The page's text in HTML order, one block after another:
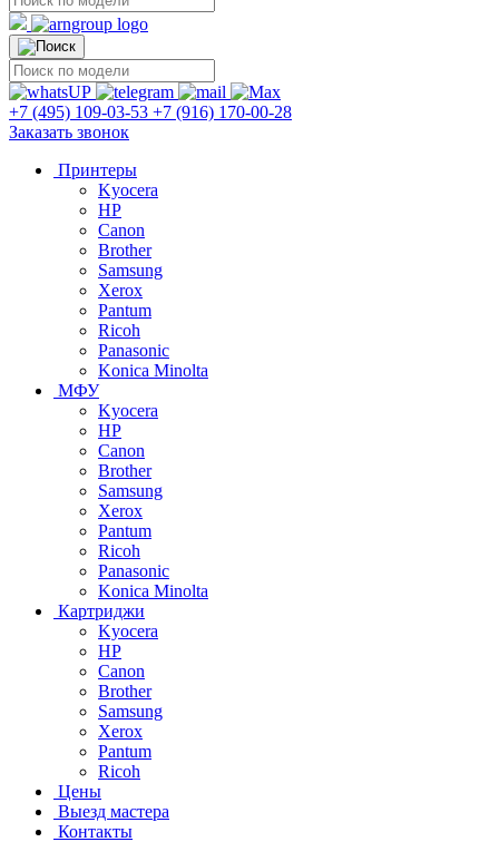
+7 (495) 109-03-53 +7 (916) 170-00-28
Заказать звонок
Принтеры
Kyocera
HP
Canon
Brother
Samsung
Xerox
Pantum
Ricoh
Panasonic
Konica Minolta
МФУ
Kyocera
HP
Canon
Brother
Samsung
Xerox
Pantum
Ricoh
Panasonic
Konica Minolta
Картриджи
Kyocera
HP
Canon
Brother
Samsung
Xerox
Pantum
Ricoh
Цены
Выезд мастера
Контакты